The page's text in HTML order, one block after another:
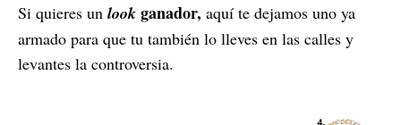
Si quieres un look ganador, aquí te dejamos uno ya
armado para que tu también lo lleves en las calles y
levantes la controversia.